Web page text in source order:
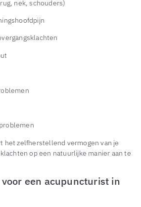
nek, schouders)
het zelfherstellend vermogen van je
op een natuurlijke manier aan te
een acupuncturist in